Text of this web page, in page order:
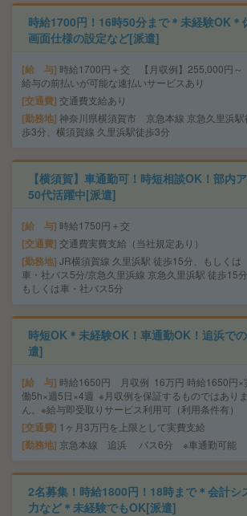
時給1700円！16時50分まで＊未経験OK＊
画面仕様の設定など[派遣]
給 与 時給1700円＋交 【月収例】255,000円
給与の前払いが可能な速払いサービスあり
交通費 交通費支給あり
勤務地 神奈川県横須賀市 京急本線 京急久里浜駅
歩3分、横須賀線 久里浜駅徒歩3分
【横須賀】車通勤可！時短相談OK！部内
50代活躍中[派遣]
給 与 時給1750円＋交
交通費 交通費実費支給（当社規定あり）
勤務地 JR横須賀線 久里浜駅 徒歩15分、もしくは
車・社バス5分/京急久里浜線 京急久里浜駅 徒歩15分
もしくは車・社バス5分
時短OK＊未経験OK！車通勤OK！追浜で
遣]
給 与 時給1650円 月収例 16万円 時給1650円×
働5h×週5日×4週 ※月収例を保証するものではあり
ん。※給与即受取りサービス利用可（利用条件有）
交通費 1ヶ月3万円を上限として実費支給
勤務地 京急本線 追浜 バス6分 ※車通勤可能
2名募集！時給1800円！18時まで＊会計シ
力など＊未経験でもOK[派遣]